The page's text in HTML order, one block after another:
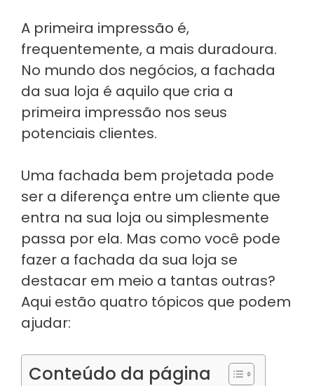
A primeira impressão é,
frequentemente, a mais duradoura.
No mundo dos negócios, a fachada
da sua loja é aquilo que cria a
primeira impressão nos seus
potenciais clientes.
Uma fachada bem projetada pode
ser a diferença entre um cliente que
entra na sua loja ou simplesmente
passa por ela. Mas como você pode
fazer a fachada da sua loja se
destacar em meio a tantas outras?
Aqui estão quatro tópicos que podem
ajudar:
Conteúdo da página